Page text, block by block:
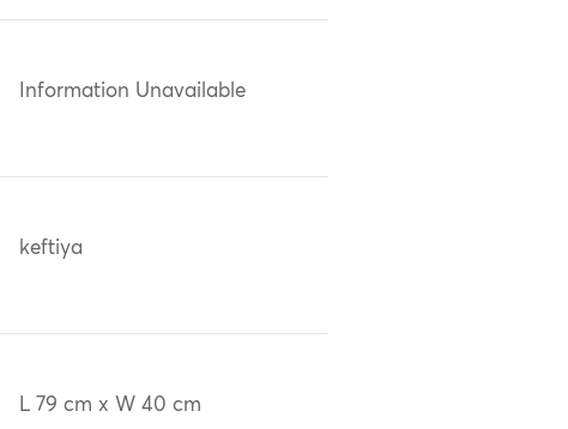
Information Unavailable
keftiya
L 79 cm x W 40 cm